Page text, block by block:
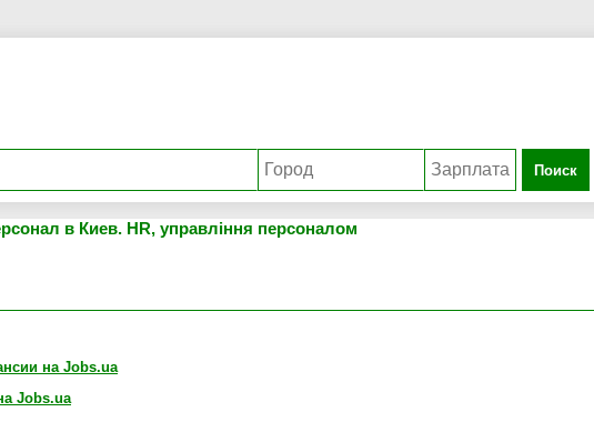
Поиск
в Киев. HR, управління персоналом
на Jobs.ua
Jobs.ua